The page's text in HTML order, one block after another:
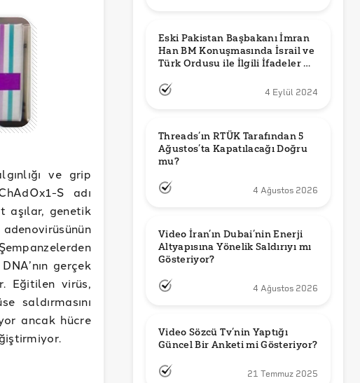
ve grip
S adı
aşılar, genetik
gerçek
Eğitilen virüs,
saldırmasını
ancak hücre
Eski Pakistan Başbakanı İmran
Han BM Konuşmasında İsrail ve
Türk Ordusu ile İlgili İfadeler mi
4 Eylül 2024
Threads’ın RTÜK Tarafından 5
Ağustos’ta Kapatılacağı Doğru
mu?
4 Ağustos 2026
Video İran’ın Dubai’nin Enerji
Altyapısına Yönelik Saldırıyı mı
Gösteriyor?
4 Ağustos 2026
Video Sözcü Tv’nin Yaptığı
Güncel Bir Anketi mi Gösteriyor?
21 Temmuz 2025